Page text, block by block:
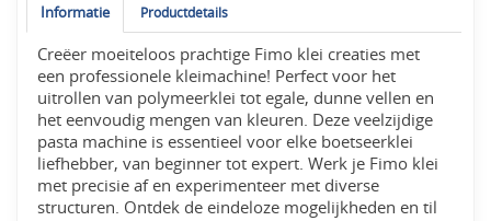
Informatie Productdetails
Creëer moeiteloos prachtige Fimo klei creaties met
een professionele kleimachine! Perfect voor het
uitrollen van polymeerklei tot egale, dunne vellen en
het eenvoudig mengen van kleuren. Deze veelzijdige
pasta machine is essentieel voor elke boetseerklei
liefhebber, van beginner tot expert. Werk je Fimo klei
met precisie af en experimenteer met diverse
structuren. Ontdek de eindeloze mogelijkheden en til